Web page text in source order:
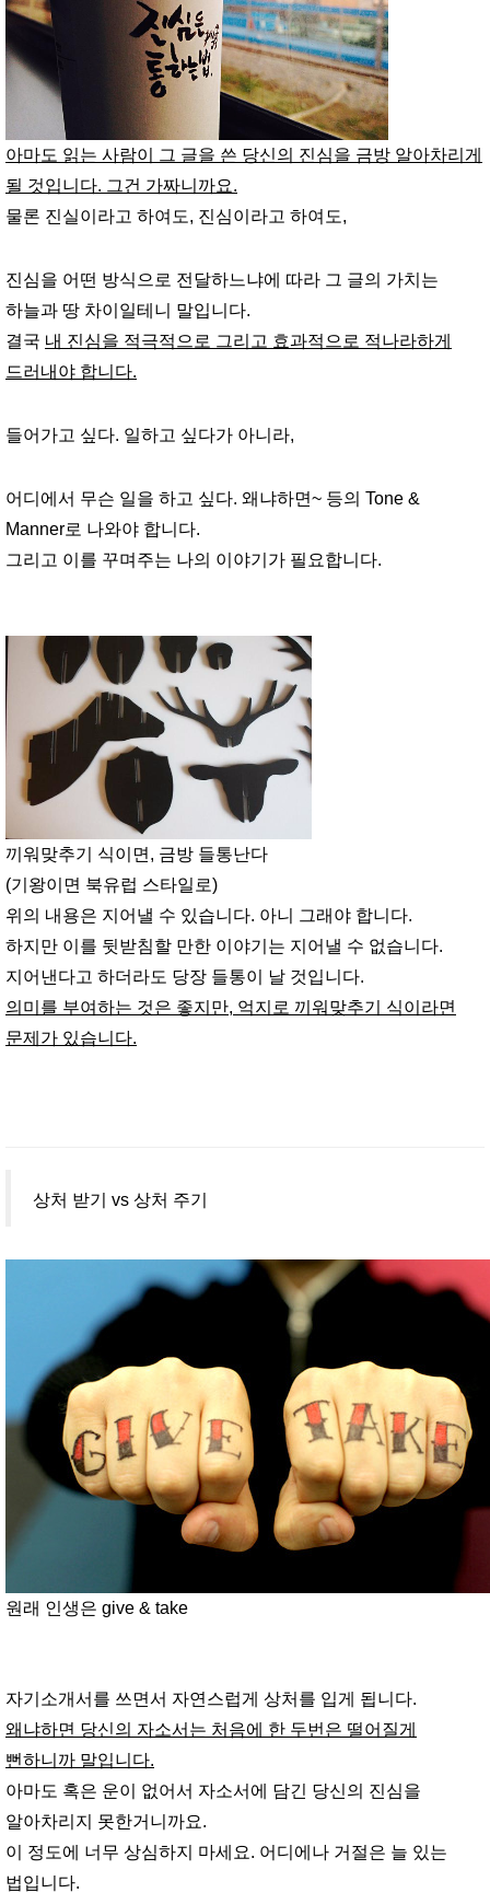
아마도 읽는 사람이 그 글을 쓴 당신의 진심을 금방 알아차리게
될 것입니다. 그건 가짜니까요.
물론 진실이라고 하여도, 진심이라고 하여도,
진심을 어떤 방식으로 전달하느냐에 따라 그 글의 가치는
하늘과 땅 차이일테니 말입니다.
결국 내 진심을 적극적으로 그리고 효과적으로 적나라하게
드러내야 합니다.
들어가고 싶다. 일하고 싶다가 아니라,
어디에서 무슨 일을 하고 싶다. 왜냐하면~ 등의 Tone &
Manner로 나와야 합니다.
그리고 이를 꾸며주는 나의 이야기가 필요합니다.
끼워맞추기 식이면, 금방 들통난다
(기왕이면 북유럽 스타일로)
위의 내용은 지어낼 수 있습니다. 아니 그래야 합니다.
하지만 이를 뒷받침할 만한 이야기는 지어낼 수 없습니다.
지어낸다고 하더라도 당장 들통이 날 것입니다.
의미를 부여하는 것은 좋지만, 억지로 끼워맞추기 식이라면
문제가 있습니다.
상처 받기 vs 상처 주기
원래 인생은 give & take
자기소개서를 쓰면서 자연스럽게 상처를 입게 됩니다.
왜냐하면 당신의 자소서는 처음에 한 두번은 떨어질게
뻔하니까 말입니다.
아마도 혹은 운이 없어서 자소서에 담긴 당신의 진심을
알아차리지 못한거니까요.
이 정도에 너무 상심하지 마세요. 어디에나 거절은 늘 있는
법입니다.